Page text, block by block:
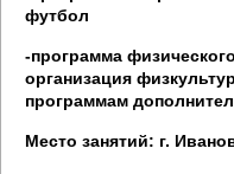
футбол
-программа
организация
программам
Место занятий: г.